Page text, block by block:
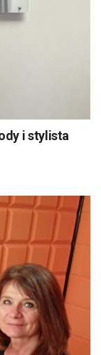
i stylista